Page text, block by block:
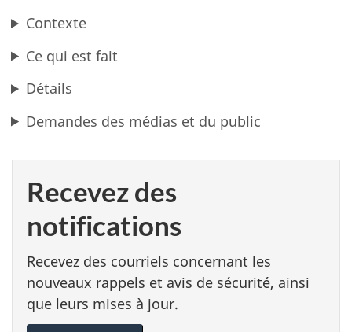
Contexte
Ce qui est fait
Détails
Demandes des médias et du public
Recevez des
notifications
Recevez des courriels concernant les
nouveaux rappels et avis de sécurité, ainsi
que leurs mises à jour.